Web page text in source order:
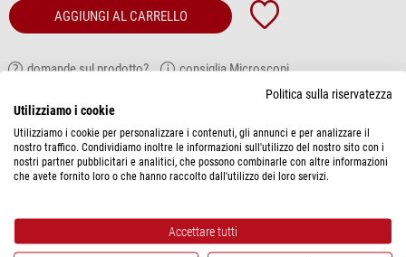
AGGIUNGI AL CARRELLO
domande sul prodotto? consiglia Microscopi
DESCRIZIONE PRODOTTO
Per teteste stereo SZP
25440
25441
Politica sulla riservatezza
Utilizziamo i cookie
Utilizziamo i cookie per personalizzare i contenuti, gli annunci e per analizzare il
nostro traffico. Condividiamo inoltre le informazioni sull'utilizzo del nostro sito con i
nostri partner pubblicitari e analitici, che possono combinarle con altre informazioni
che avete fornito loro o che hanno raccolto dall'utilizzo dei loro servizi.
Accettare tutti